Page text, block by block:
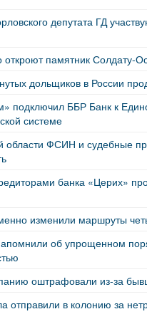
депутата ГД
памятник Солдату-
дольщиков в России
подключил ББР Банк к
системе
области ФСИН и судебные
банка «Церих»
изменили маршруты
об упрощенном
оштрафовали из-за
отправили в колонию за